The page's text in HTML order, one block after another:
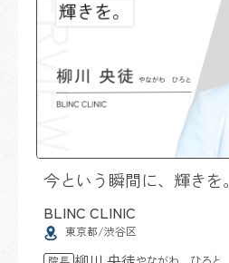
今という瞬間に、輝きを。
BLINC CLINIC
東京都/渋谷区